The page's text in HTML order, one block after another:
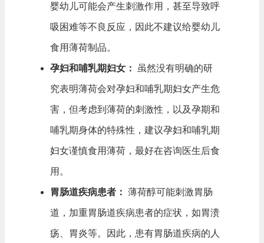
婴幼儿可能会产生刺激作用，甚至导致呼
吸困难等不良反应，因此不建议给婴幼儿
食用薄荷制品。
孕妇和哺乳期妇女： 虽然没有明确的研
究表明薄荷会对孕妇和哺乳期妇女产生危
害，但考虑到薄荷的刺激性，以及孕期和
哺乳期身体的特殊性，建议孕妇和哺乳期
妇女谨慎食用薄荷，最好在咨询医生后食
用。
胃肠道疾病患者： 薄荷醇可能刺激胃肠
道，加重胃肠道疾病患者的症状，如胃溃
疡、胃炎等。因此，患有胃肠道疾病的人